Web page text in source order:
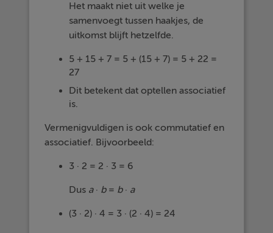
Het maakt niet uit welke je
samenvoegt tussen haakjes, de
uitkomst blijft hetzelfde.
5 + 15 + 7 = 5 + (15 + 7) = 5 + 22 =
27
Dit betekent dat optellen associatief
is.
Vermenigvuldigen is ook commutatief en
associatief. Bijvoorbeeld:
3 · 2 = 2 · 3 = 6
Dus a· b= b· a
(3 · 2) · 4 = 3 · (2 · 4) = 24